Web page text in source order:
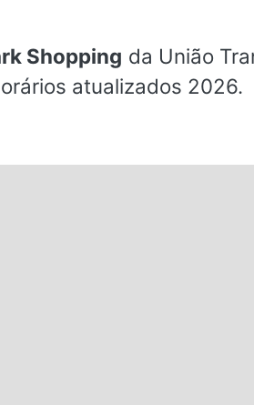
Shopping da União
atualizados 2026.